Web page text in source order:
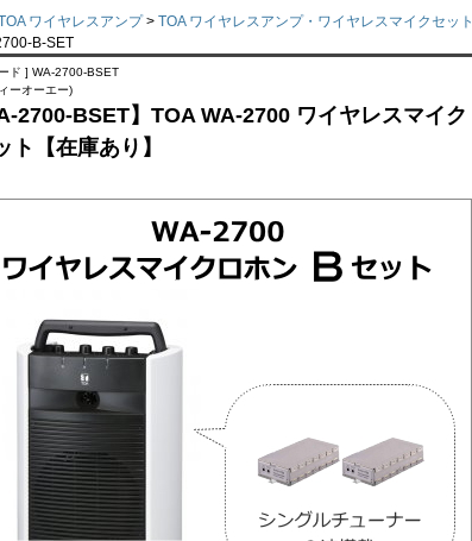
ワイヤレスアンプ> TOA ワイヤレスアンプ・ワイヤレスマイクセット
B-SET
ド ] WA-2700-BSET
ーオーエー)
2700-BSET】TOA WA-2700 ワイヤレスマイク
ト【在庫あり】